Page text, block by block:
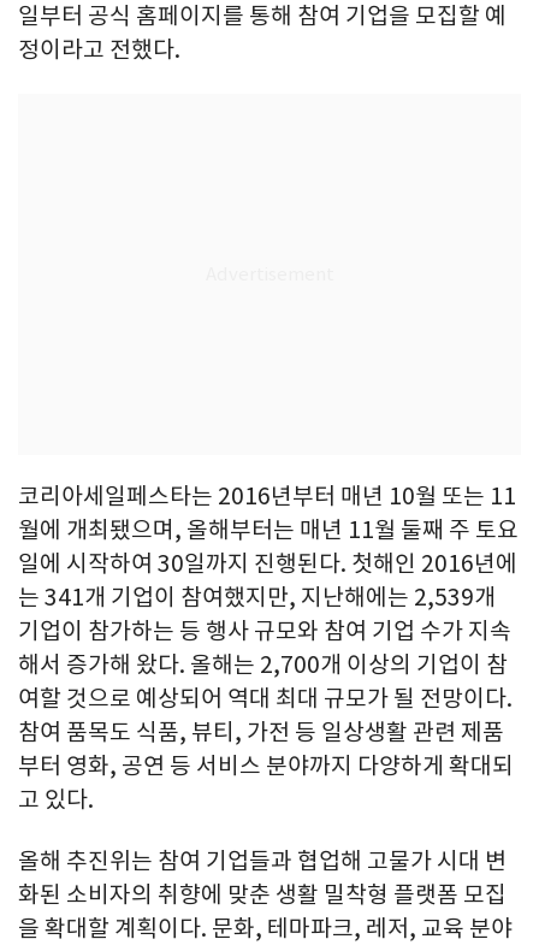
일부터 공식 홈페이지를 통해 참여 기업을 모집할 예
정이라고 전했다.
코리아세일페스타는 2016년부터 매년 10월 또는 11
월에 개최됐으며, 올해부터는 매년 11월 둘째 주 토요
일에 시작하여 30일까지 진행된다. 첫해인 2016년에
는 341개 기업이 참여했지만, 지난해에는 2,539개
기업이 참가하는 등 행사 규모와 참여 기업 수가 지속
해서 증가해 왔다. 올해는 2,700개 이상의 기업이 참
여할 것으로 예상되어 역대 최대 규모가 될 전망이다.
참여 품목도 식품, 뷰티, 가전 등 일상생활 관련 제품
부터 영화, 공연 등 서비스 분야까지 다양하게 확대되
고 있다.
올해 추진위는 참여 기업들과 협업해 고물가 시대 변
화된 소비자의 취향에 맞춘 생활 밀착형 플랫폼 모집
을 확대할 계획이다. 문화, 테마파크, 레저, 교육 분야